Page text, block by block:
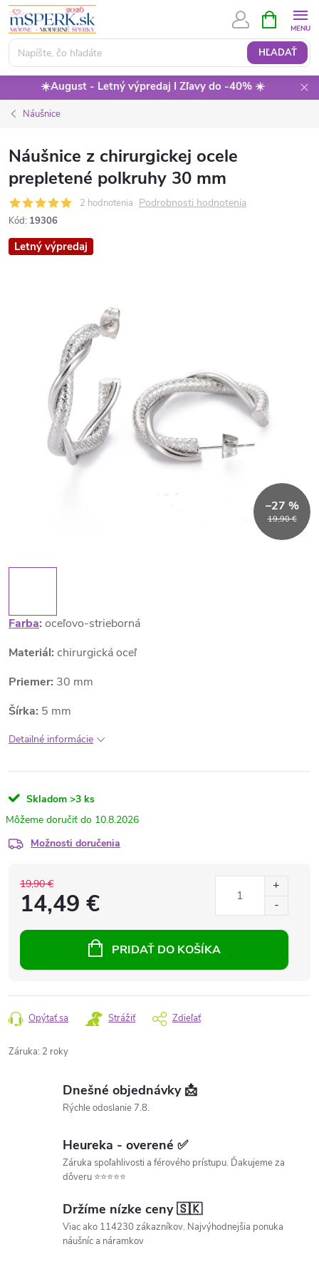
Prejsť
obsah
HĽADAŤ
KOŠÍK
☀️August - Letný výpredaj I Zľavy do -40% ☀️
Náušnice
Náušnice z chirurgickej ocele
prepletené polkruhy 30 mm
2 hodnotenia Podrobnosti hodnotenia
Kód: 19306
Letný výpredaj
19,90 €
–27 %
Farba: oceľovo-strieborná
Materiál: chirurgická oceľ
Priemer: 30 mm
Šírka: 5 mm
Detailné informácie
Skladom >3 ks
10.8.2026
Možnosti doručenia
19,90 €
14,49 €
PRIDAŤ DO KOŠÍKA
Opýtať sa Strážiť Zdieľať
Záruka: 2 roky
Dnešné objednávky 📩
Rýchle odoslanie 7.8.
Heureka - overené ✅
Záruka spoľahlivosti a férového prístupu. Ďakujeme za
dôveru ⭐⭐⭐⭐⭐
Držíme nízke ceny 🇸🇰
Viac ako 114230 zákazníkov. Najvýhodnejšia ponuka
náušníc a náramkov